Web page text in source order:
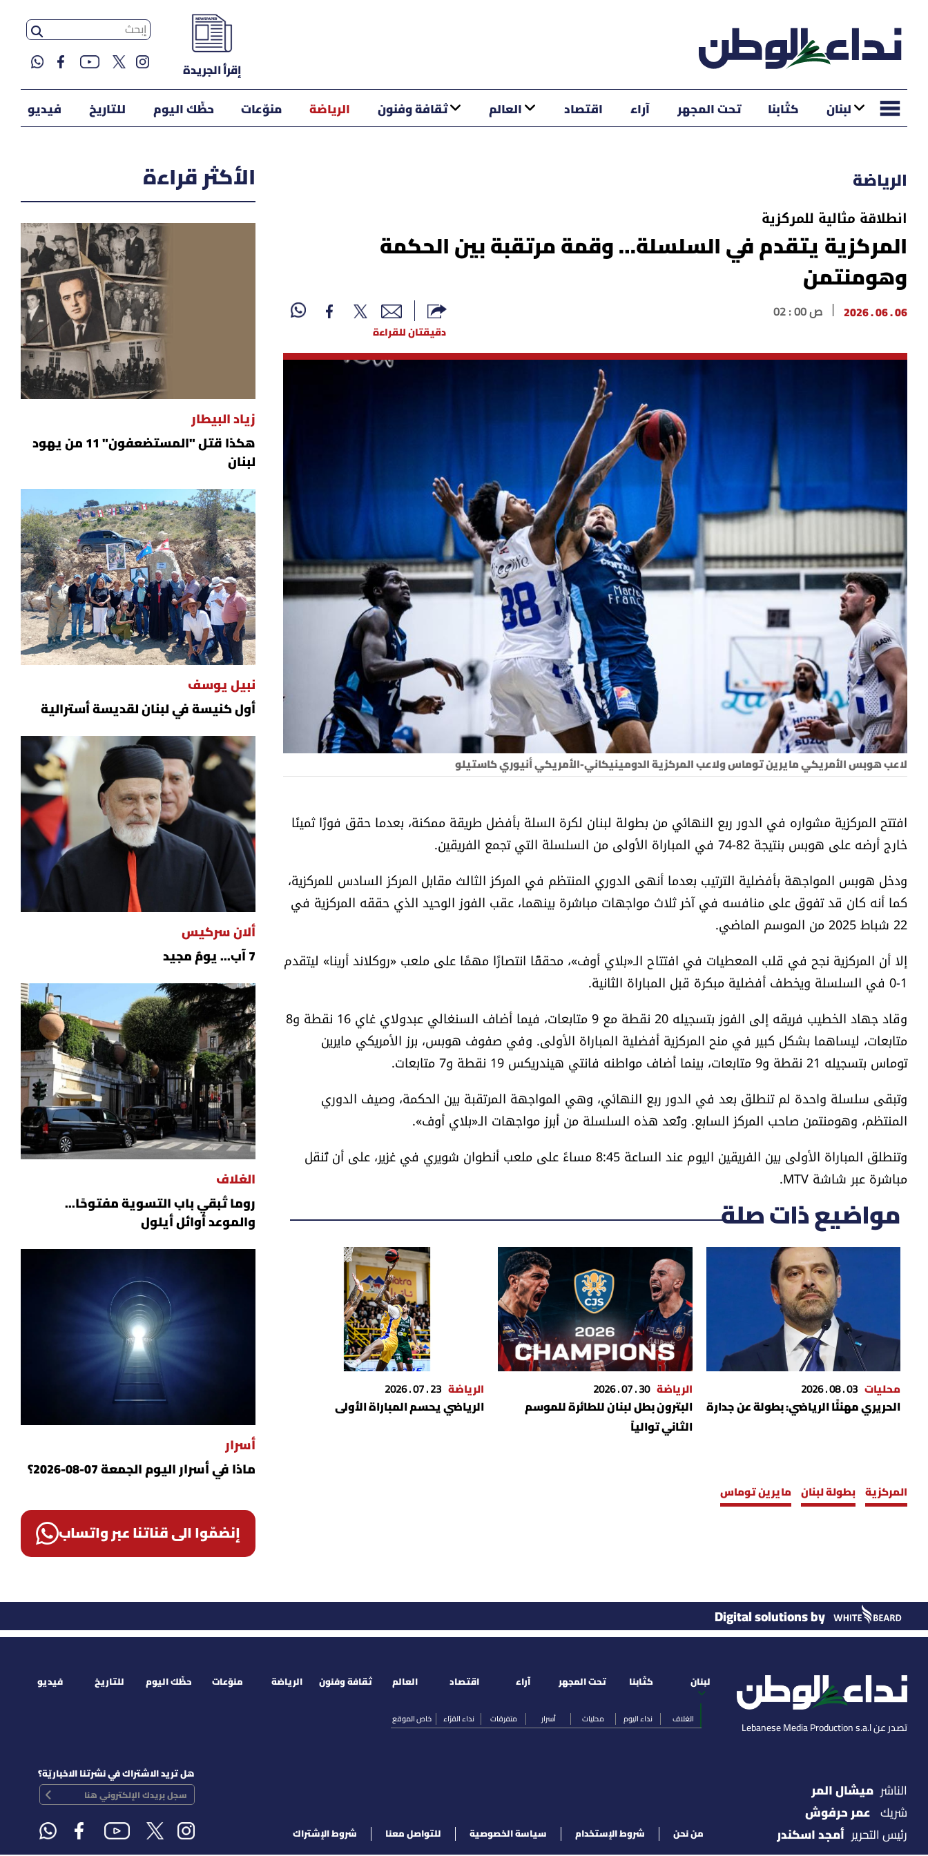
إقرأ الجريدة
لبنان كتّابنا تحت المجهر آراء اقتصاد العالم ثقافة وفنون الرياضة منوّعات حظّك اليوم للتاريخ فيديو
الرياضة
انطلاقة مثالية للمركزية
المركزية يتقدم في السلسلة… وقمة مرتقبة بين الحكمة
وهومنتمن
06 . 06 . 2026 02 : 00 ص
دقيقتان للقراءة
لاعب هوبس الأمريكي مايرين توماس ولاعب المركزية الدومينيكاني-الأمريكي أنيوري كاستيلو
افتتح المركزية مشواره في الدور ربع النهائي من بطولة لبنان لكرة السلة بأفضل طريقة ممكنة، بعدما حقق فوزًا ثمينًا
خارج أرضه على هوبس بنتيجة 82-74 في المباراة الأولى من السلسلة التي تجمع الفريقين.
ودخل هوبس المواجهة بأفضلية الترتيب بعدما أنهى الدوري المنتظم في المركز الثالث مقابل المركز السادس للمركزية،
كما أنه كان قد تفوق على منافسه في آخر ثلاث مواجهات مباشرة بينهما، عقب الفوز الوحيد الذي حققه المركزية في
22 شباط 2025 من الموسم الماضي.
إلا أن المركزية نجح في قلب المعطيات في افتتاح الـ«بلاي أوف»، محققًا انتصارًا مهمًا على ملعب «روكلاند أرينا» ليتقدم
1-0 في السلسلة ويخطف أفضلية مبكرة قبل المباراة الثانية.
وقاد جهاد الخطيب فريقه إلى الفوز بتسجيله 20 نقطة مع 9 متابعات، فيما أضاف السنغالي عبدولاي غاي 16 نقطة و8
متابعات، ليساهما بشكل كبير في منح المركزية أفضلية المباراة الأولى. وفي صفوف هوبس، برز الأمريكي مايرين
توماس بتسجيله 21 نقطة و9 متابعات، بينما أضاف مواطنه فانتي هيندريكس 19 نقطة و7 متابعات.
وتبقى سلسلة واحدة لم تنطلق بعد في الدور ربع النهائي، وهي المواجهة المرتقبة بين الحكمة، وصيف الدوري
المنتظم، وهومنتمن صاحب المركز السابع. وتُعد هذه السلسلة من أبرز مواجهات الـ«بلاي أوف».
وتنطلق المباراة الأولى بين الفريقين اليوم عند الساعة 8:45 مساءً على ملعب أنطوان شويري في غزير، على أن تُنقل
مباشرة عبر شاشة MTV.
مواضيع ذات صلة
محليات 03 . 08 . 2026
الحريري مهنئًا الرياضي: بطولة عن جدارة
الرياضة 30 . 07 . 2026
البترون بطل لبنان للطائرة للموسم
الثاني توالياً
الرياضة 23 . 07 . 2026
الرياضي يحسم المباراة الأولى
المركزية بطولة لبنان مايرين توماس
الأكثر قراءة
زياد البيطار
هكذا قتل "المستضعفون" 11 من يهود
لبنان
نبيل يوسف
أول كنيسة في لبنان لقديسة أسترالية
ألان سركيس
7 آب... يومٌ مجيد
الغلاف
روما تُبقي باب التسوية مفتوحًا...
والموعد أوائل أيلول
أسرار
ماذا في أسرار اليوم الجمعة 07-08-2026؟
إنضمّوا الى قناتنا عبر واتساب
Digital solutions by
تصدر عن Lebanese Media Production s.a.l
لبنان
الغلاف نداء اليوم محليات أسرار متفرقات نداء القرّاء خاص الموقع
كتّابنا تحت المجهر آراء اقتصاد العالم ثقافة وفنون الرياضة منوّعات حظّك اليوم للتاريخ فيديو
الناشر ميشال المر
شريك عمر حرفوش
رئيس التحرير أمجد اسكندر من نحن شروط الإستخدام سياسة الخصوصية للتواصل معنا شروط الإشتراك
هل تريد الاشتراك في نشرتنا الاخباريّة؟